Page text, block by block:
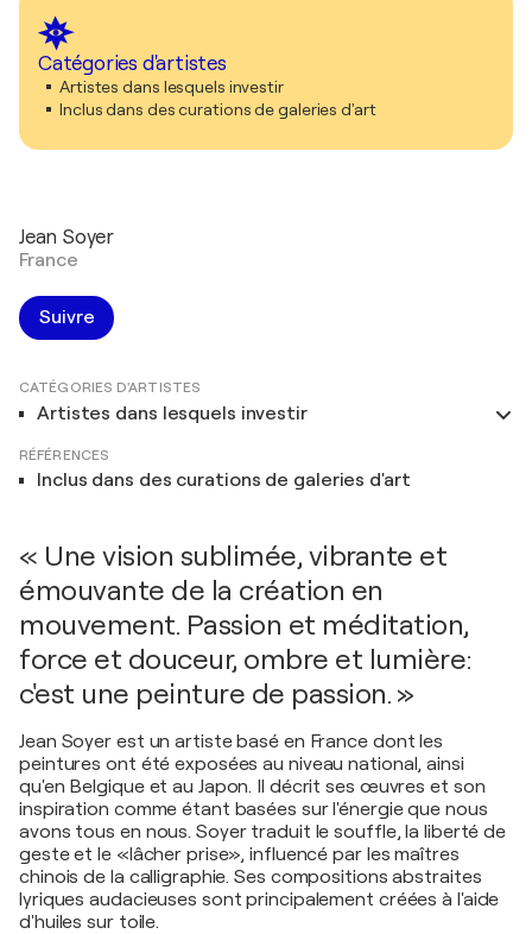
Catégories d'artistes
Artistes dans lesquels investir
Inclus dans des curations de galeries d'art
Jean Soyer
France
Suivre
CATÉGORIES D'ARTISTES
Artistes dans lesquels investir
RÉFÉRENCES
Inclus dans des curations de galeries d'art
« Une vision sublimée, vibrante et
émouvante de la création en
mouvement. Passion et méditation,
force et douceur, ombre et lumière:
c'est une peinture de passion. »
Jean Soyer est un artiste basé en France dont les
peintures ont été exposées au niveau national, ainsi
qu'en Belgique et au Japon. Il décrit ses œuvres et son
inspiration comme étant basées sur l'énergie que nous
avons tous en nous. Soyer traduit le souffle, la liberté de
geste et le «lâcher prise», influencé par les maîtres
chinois de la calligraphie. Ses compositions abstraites
lyriques audacieuses sont principalement créées à l'aide
d'huiles sur toile.